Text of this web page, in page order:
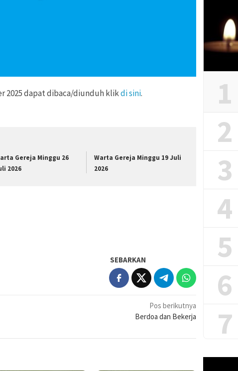
2025 dapat dibaca/diunduh klikdi sini.
Gereja Minggu 26
2026
Warta Gereja Minggu 19 Juli
2026
SEBARKAN
Pos berikutnya
Berdoa dan Bekerja
1
2
3
4
5
6
7